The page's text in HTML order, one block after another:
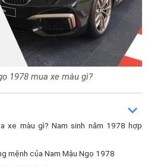
1978 mua xe màu gì?
xe màu gì? Nam sinh năm 1978 hợp
mệnh của Nam Mậu Ngọ 1978